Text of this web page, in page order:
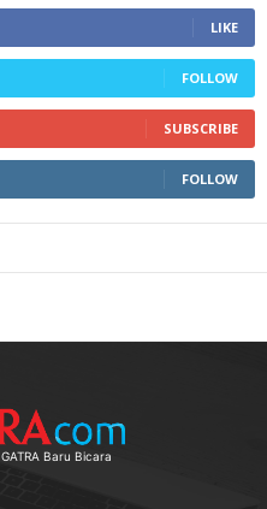
LIKE
FOLLOW
SUBSCRIBE
FOLLOW